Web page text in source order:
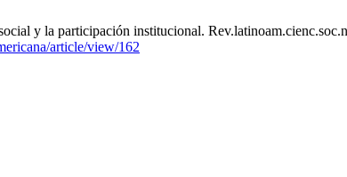
y la participación institucional.
article/view/162